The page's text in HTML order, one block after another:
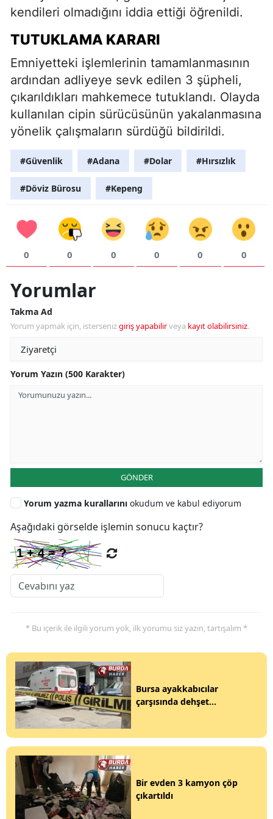
kendileri olmadığını iddia ettiği öğrenildi.
TUTUKLAMA KARARI
Emniyetteki işlemlerinin tamamlanmasının
ardından adliyeye sevk edilen 3 şüpheli,
çıkarıldıkları mahkemece tutuklandı. Olayda
kullanılan cipin sürücüsünün yakalanmasına
yönelik çalışmaların sürdüğü bildirildi.
#Güvenlik #Adana #Dolar #Hırsızlık
#Döviz Bürosu #Kepeng
0 0 0 0 0 0
Yorumlar
Takma Ad
Yorum yapmak için, istersenizgiriş yapabilirveya kayıt olabilirsiniz.
Yorum Yazın (500 Karakter)
GÖNDER
Yorum yazma kurallarını okudum ve kabul ediyorum
Aşağıdaki görselde işlemin sonucu kaçtır?
* Bu içerik ile ilgili yorum yok, ilk yorumu siz yazın, tartışalım *
Bursa ayakkabıcılar
çarşısında dehşet...
Bir evden 3 kamyon çöp
çıkartıldı